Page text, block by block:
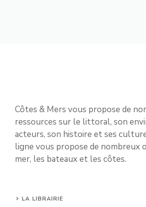
Côtes & Mers vous propose de
ressources sur le littoral, son
acteurs, son histoire et ses
ligne vous propose de nombreux
mer, les bateaux et les côtes.
LA LIBRAIRIE